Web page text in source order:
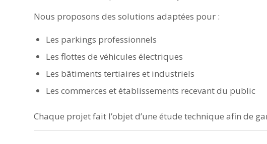
Nous proposons des solutions adaptées pour :
Les parkings professionnels
Les flottes de véhicules électriques
Les bâtiments tertiaires et industriels
Les commerces et établissements recevant du public
Chaque projet fait l’objet d’une étude technique afin de